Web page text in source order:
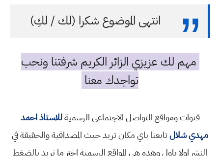
انتهى الموضوع شكرا (لك / لكِ)
مهم لك عزيزي الزائر الكريم شرفتنا ونحب
تواجدك معنا
قنوات ومواقع التواصل الاجتماعي الرسميةللاستاذ احمد
مهدي شلالتابعنا باي مكان تريد حيث المصداقية والحقيقة في
النشر اولا باول وهذه هي المواقع الرسميةاختر ما تريد بالضغط